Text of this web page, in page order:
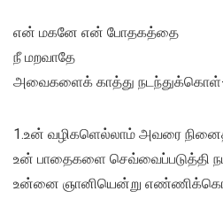
என் மகனே என் போதகத்தை
நீ மறவாதே
அவைகளைக் காத்து
1.உன் வழிகளெல்லாம் அவரை
உன் பாதைகளை செவ்வைப்படுத்தி
உன்னை ஞானியென்று